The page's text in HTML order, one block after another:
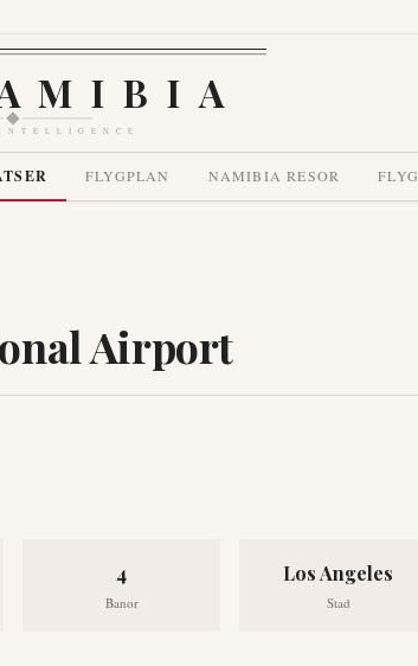
FLYGPLAN NAMIBIA RESOR FLYG
Airport
4
Banor
Los Angeles
Stad